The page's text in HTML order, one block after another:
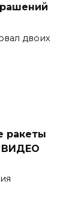
двоих
ракеты
ВИДЕО